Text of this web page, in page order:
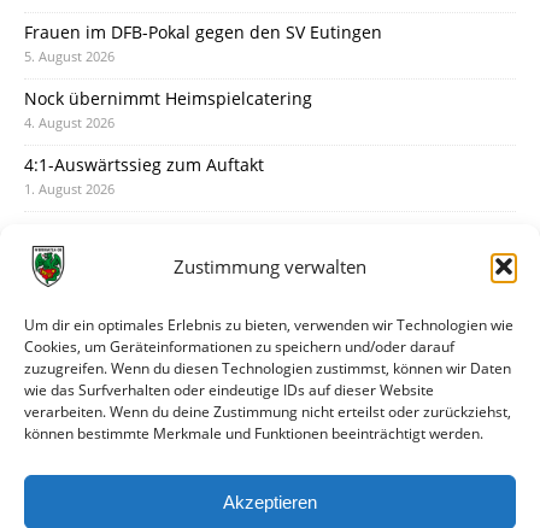
Zustimmung verwalten
Um dir ein optimales Erlebnis zu bieten, verwenden wir Technologien wie
Cookies, um Geräteinformationen zu speichern und/oder darauf
zuzugreifen. Wenn du diesen Technologien zustimmst, können wir Daten
wie das Surfverhalten oder eindeutige IDs auf dieser Website
verarbeiten. Wenn du deine Zustimmung nicht erteilst oder zurückziehst,
können bestimmte Merkmale und Funktionen beeinträchtigt werden.
Akzeptieren
Frauen im DFB-Pokal gegen den SV Eutingen
5. August 2026
Nock übernimmt Heimspielcatering
4. August 2026
4:1-Auswärtssieg zum Auftakt
1. August 2026
31. Juli 2026
30. Juli 2026
Deine Spielminute: 89+1
28. Juli 2026
Neuer Rückensponsor
Neue Podcast-Folge: So tickt Björn!
27. Juli 2026